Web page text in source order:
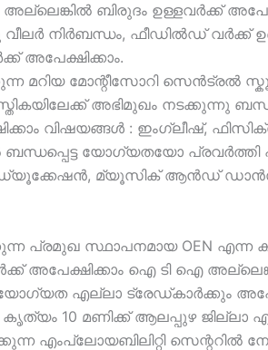
ബിരുദം ഉള്ളവർക്ക്
നിർബന്ധം, ഫീഡിൽഡ് വർക്ക്‌
അപേക്ഷിക്കാം.
മറിയ മോന്റീസോറി സെൻട്രൽ
അഭിമുഖം നടക്കുന്നു
വിഷയങ്ങൾ : ഇംഗ്ലീഷ്,
യോഗ്യതയോ പ്രവർത്തി
എഡ്യൂക്കേഷൻ, മ്യൂസിക് ആൻഡ്
പ്രമുഖ സ്ഥാപനമായ OEN എന്ന
അപേക്ഷിക്കാം ഐ ടി ഐ
എല്ലാ ട്രേഡ്കാർക്കും
10 മണിക്ക് ആലപ്പുഴ ജില്ലാ
എംപ്ലോയബിലിറ്റി സെന്ററിൽ